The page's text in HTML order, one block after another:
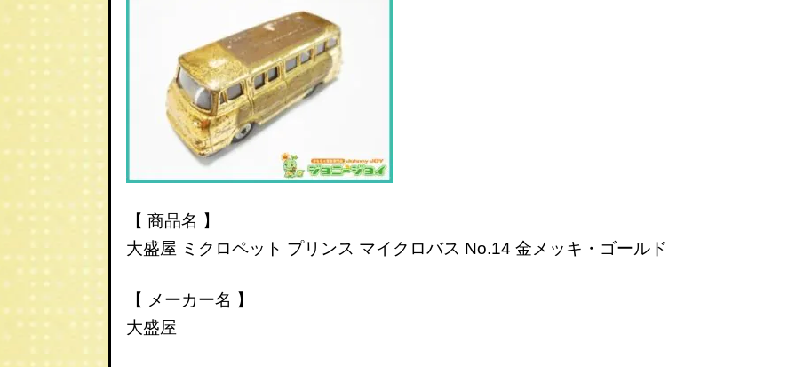
【 商品名 】
大盛屋 ミクロペット プリンス マイクロバス No.14 金メッキ・ゴールド
【 メーカー名 】
大盛屋